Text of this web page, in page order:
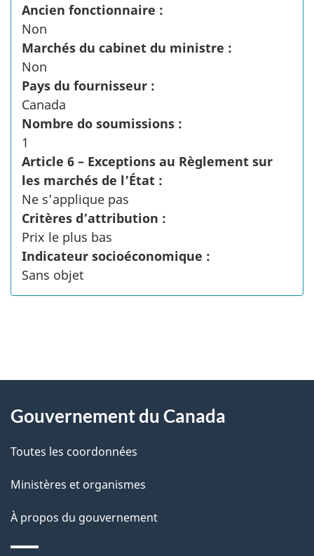
Ancien fonctionnaire :
Non
Marchés du cabinet du ministre :
Non
Pays du fournisseur :
Canada
Nombre do soumissions :
1
Article 6 – Exceptions au Règlement sur
les marchés de l’État :
Ne s’applique pas
Critères d’attribution :
Prix le plus bas
Indicateur socioéconomique :
Sans objet
D
t
a
l
s
propos
ce
site
Gouvernement du Canada
Toutes les coordonnées
Ministères et organismes
À propos du gouvernement